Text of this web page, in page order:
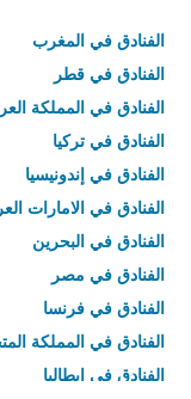
الفنادق في المغرب
الفنادق في قطر
الفنادق في المملكة
الفنادق في تركيا
الفنادق في إندونيسيا
الفنادق في الامارات
الفنادق في البحرين
الفنادق في مصر
الفنادق في فرنسا
الفنادق في المملكة
الفنادق في إيطاليا